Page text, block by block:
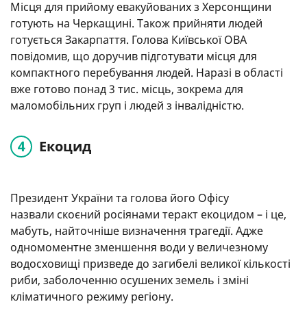
Місця для прийому евакуйованих з Херсонщини
готують на Черкащині. Також прийняти людей
готується Закарпаття. Голова Київської ОВА
повідомив, що доручив підготувати місця для
компактного перебування людей. Наразі в області
вже готово понад 3 тис. місць, зокрема для
маломобільних груп і людей з інвалідністю.
Екоцид
Президент України та голова його Офісу
назвали скоєний росіянами теракт екоцидом – і це,
мабуть, найточніше визначення трагедії. Адже
одномоментне зменшення води у величезному
водосховищі призведе до загибелі великої кількості
риби, заболоченню осушених земель і зміні
кліматичного режиму регіону.